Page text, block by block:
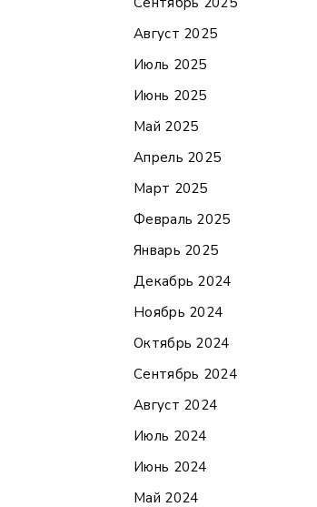
Август 2025
Июль 2025
Июнь 2025
Май 2025
Апрель 2025
Март 2025
Февраль 2025
Январь 2025
Декабрь 2024
Ноябрь 2024
Октябрь 2024
Сентябрь 2024
Август 2024
Июль 2024
Июнь 2024
Май 2024